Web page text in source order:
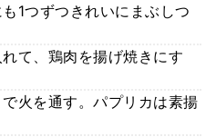
1つずつきれいにまぶしつ
て、鶏肉を揚げ焼きにす
火を通す。パプリカは素揚